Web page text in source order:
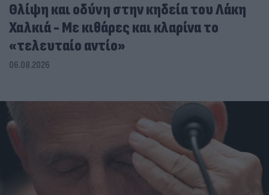
Θλίψη και οδύνη στην κηδεία του Λάκη
Χαλκιά - Με κιθάρες και κλαρίνα το
«τελευταίο αντίο»
06.08.2026